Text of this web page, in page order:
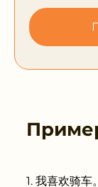
我喜欢骑